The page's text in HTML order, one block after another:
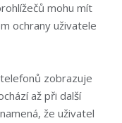
mohu mít
ochrany uživatele
zobrazuje
až při další
že uživatel